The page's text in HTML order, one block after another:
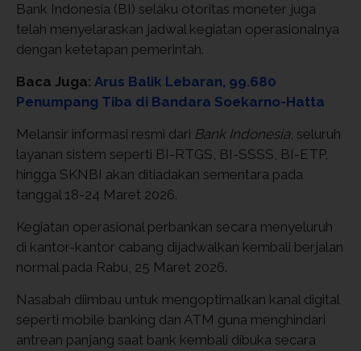
Bank Indonesia (BI) selaku otoritas moneter juga
telah menyelaraskan jadwal kegiatan operasionalnya
dengan ketetapan pemerintah.
Baca Juga: Arus Balik Lebaran, 99.680
Penumpang Tiba di Bandara Soekarno-Hatta
Melansir informasi resmi dari Bank Indonesia, seluruh
layanan sistem seperti BI-RTGS, BI-SSSS, BI-ETP,
hingga SKNBI akan ditiadakan sementara pada
tanggal 18-24 Maret 2026.
Kegiatan operasional perbankan secara menyeluruh
di kantor-kantor cabang dijadwalkan kembali berjalan
normal pada Rabu, 25 Maret 2026.
Nasabah diimbau untuk mengoptimalkan kanal digital
seperti mobile banking dan ATM guna menghindari
antrean panjang saat bank kembali dibuka secara